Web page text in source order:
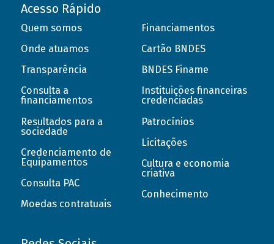
Acesso Rápido
Quem somos
Onde atuamos
Transparência
Consulta a
financiamentos
Resultados para a
sociedade
Credenciamento de
Equipamentos
Consulta PAC
Moedas contratuais
Financiamentos
Cartão BNDES
BNDES Finame
Instituições financeiras
credenciadas
Patrocínios
Licitações
Cultura e economia
criativa
Conhecimento